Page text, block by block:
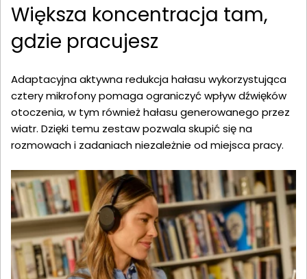
Większa koncentracja tam,
gdzie pracujesz
Adaptacyjna aktywna redukcja hałasu wykorzystująca
cztery mikrofony pomaga ograniczyć wpływ dźwięków
otoczenia, w tym również hałasu generowanego przez
wiatr. Dzięki temu zestaw pozwala skupić się na
rozmowach i zadaniach niezależnie od miejsca pracy.